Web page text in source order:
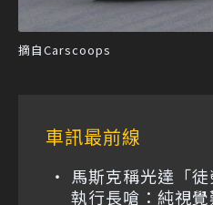
摘自Carscoops
車訊最前線
馬斯克稱光達「
執行長嗆：純視